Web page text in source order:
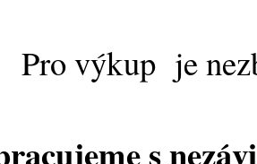
Pro výkup je
s